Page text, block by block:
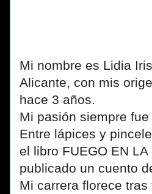
Mi nombre es Lidia
Alicante, con mis
hace 3 años.
Mi pasión siempre fue
Entre lápices y
el libro FUEGO EN LA
publicado un cuento
Mi carrera florece